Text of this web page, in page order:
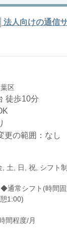
人向けの通信
区
徒歩10分
更の範囲：なし
, 土, 日, 祝, シフト制
◆通常シフト(時間
1:00)
間程度/月